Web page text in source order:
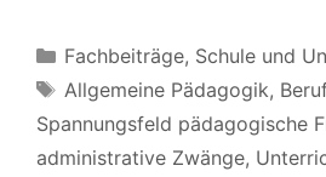
Kategorien
Fachbeiträge, Schule und
Schlagwörter
Allgemeine Pädagogik,
Spannungsfeld pädagogische
administrative Zwänge,